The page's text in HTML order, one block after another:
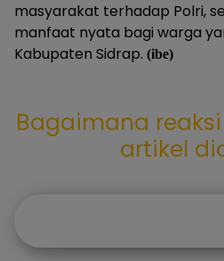
masyarakat terhadap Polri,
manfaat nyata bagi warga
Kabupaten Sidrap. (ibe)
Bagaimana
artikel